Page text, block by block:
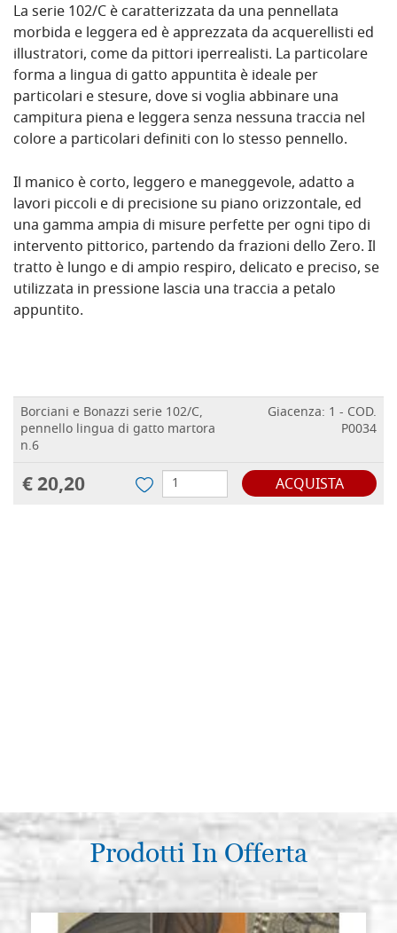
La serie 102/C è caratterizzata da una pennellata
morbida e leggera ed è apprezzata da acquerellisti ed
illustratori, come da pittori iperrealisti. La particolare
forma a lingua di gatto appuntita è ideale per
particolari e stesure, dove si voglia abbinare una
campitura piena e leggera senza nessuna traccia nel
colore a particolari definiti con lo stesso pennello.
Il manico è corto, leggero e maneggevole, adatto a
lavori piccoli e di precisione su piano orizzontale, ed
una gamma ampia di misure perfette per ogni tipo di
intervento pittorico, partendo da frazioni dello Zero. Il
tratto è lungo e di ampio respiro, delicato e preciso, se
utilizzata in pressione lascia una traccia a petalo
appuntito.
Borciani e Bonazzi serie 102/C,
pennello lingua di gatto martora
n.6
Giacenza: 1 - COD.
P0034
€ 20,20 ACQUISTA
Prodotti In Offerta